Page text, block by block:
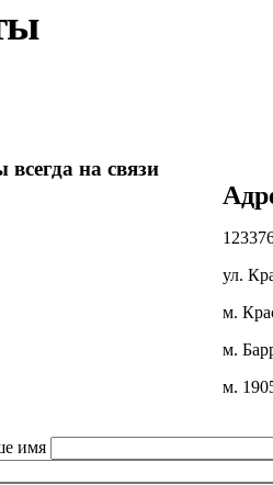
на связи
ул.
м.
м.
м.
имя